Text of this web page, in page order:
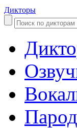
Дикторы